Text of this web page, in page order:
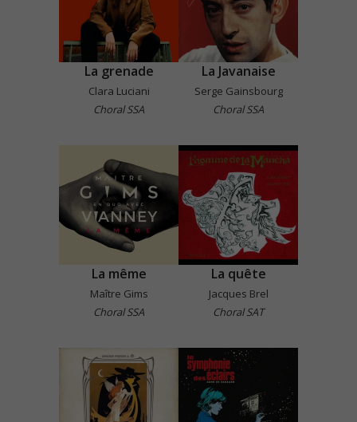
La grenade
Clara Luciani
Choral SSA
La Javanaise
Serge Gainsbourg
Choral SSA
La même
Maître Gims
Choral SSA
La quête
Jacques Brel
Choral SAT